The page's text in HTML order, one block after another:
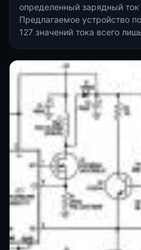
определенный зарядный
Предлагаемое устройство
127 значений тока всего